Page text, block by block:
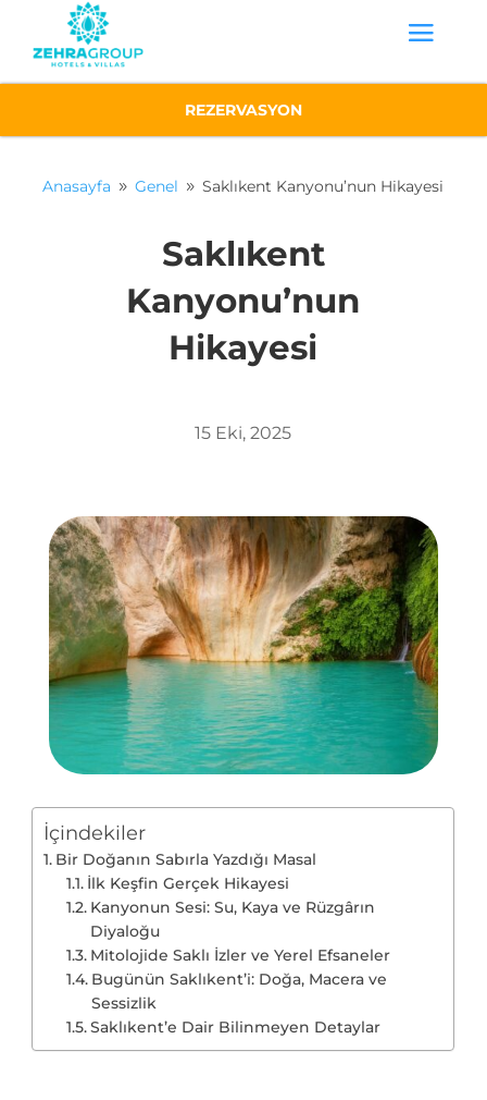
REZERVASYON
Anasayfa 9 Genel 9 Saklıkent Kanyonu’nun Hikayesi
Saklıkent
Kanyonu’nun
Hikayesi
15 Eki, 2025
İçindekiler
Bir Doğanın Sabırla Yazdığı Masal
İlk Keşfin Gerçek Hikayesi
Kanyonun Sesi: Su, Kaya ve Rüzgârın
Diyaloğu
Mitolojide Saklı İzler ve Yerel Efsaneler
Bugünün Saklıkent’i: Doğa, Macera ve
Sessizlik
Saklıkent’e Dair Bilinmeyen Detaylar